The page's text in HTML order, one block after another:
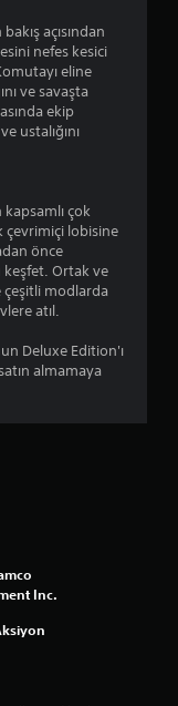
açısından
nefes kesici
eline
ve savaşta
ekip
ustalığını
çok
lobisine
önce
keşfet. Ortak ve
çeşitli modlarda
atıl.
Deluxe Edition'ı
almamaya
Inc.